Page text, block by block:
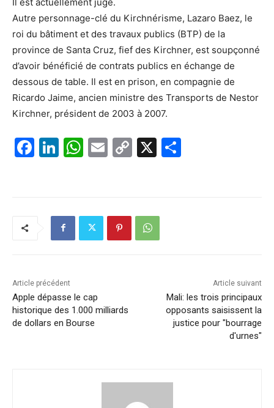
Autre personnage-clé du Kirchnérisme, Lazaro Baez, le
roi du bâtiment et des travaux publics (BTP) de la
province de Santa Cruz, fief des Kirchner, est soupçonné
d’avoir bénéficié de contrats publics en échange de
dessous de table. Il est en prison, en compagnie de
Ricardo Jaime, ancien ministre des Transports de Nestor
Kirchner, président de 2003 à 2007.
F
k
Li
dI
n
W
A
p
E
C
Li
n
X
Article précédent
Apple dépasse le cap
historique des 1.000 milliards
de dollars en Bourse
Article suivant
Mali: les trois principaux
opposants saisissent la
justice pour "bourrage
d'urnes"